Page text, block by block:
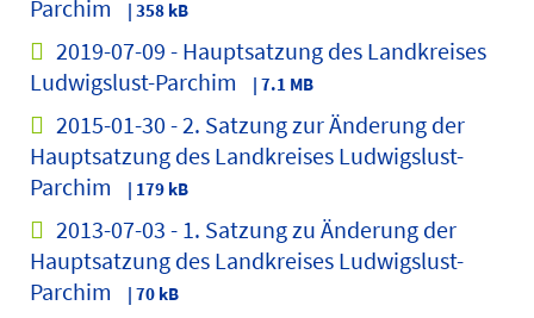
Parchim
| 358 kB
2019-07-09 - Hauptsatzung des Landkreises
Ludwigslust-Parchim
| 7.1 MB
2015-01-30 - 2. Satzung zur Änderung der
Hauptsatzung des Landkreises Ludwigslust-
Parchim
| 179 kB
2013-07-03 - 1. Satzung zu Änderung der
Hauptsatzung des Landkreises Ludwigslust-
Parchim
| 70 kB